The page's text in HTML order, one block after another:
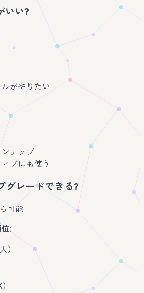
いい?
がやりたい
ナップ
ブにも使う
グレードできる?
可能
:
）